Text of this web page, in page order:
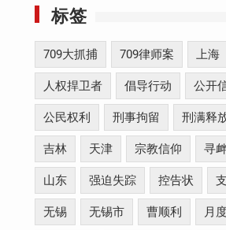
标签
709大抓捕 709律师案 上海
人权捍卫者 倡导行动 公开
公民权利 刑事拘留 刑满释
吉林 天津 宗教信仰 寻
山东 强迫失踪 控告状
无锡 无锡市 曹顺利 月